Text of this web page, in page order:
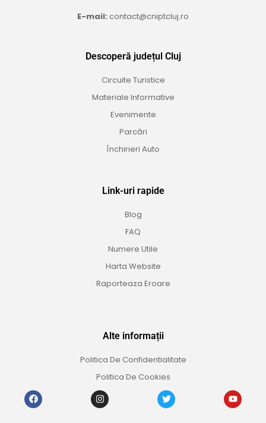
E-mail: contact@cniptcluj.ro
Descoperă județul Cluj
Circuite Turistice
Materiale Informative
Evenimente
Parcări
Închirieri Auto
Link-uri rapide
Blog
FAQ
Numere Utile
Harta Website
Raporteaza Eroare
Alte informații
Politica De Confidentialitate
Politica De Cookies